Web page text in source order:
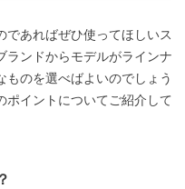
であればぜひ使ってほしいス
ランドからモデルがラインナ
ものを選べばよいのでしょう
ポイントについてご紹介して